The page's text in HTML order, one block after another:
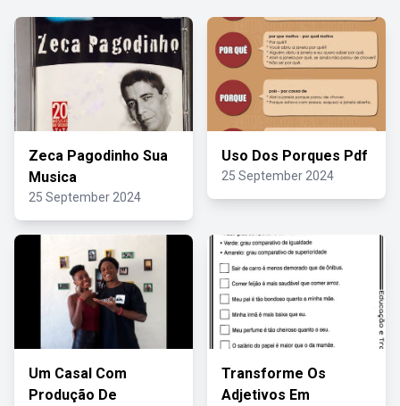
Zeca Pagodinho Sua
Musica
25 September 2024
Uso Dos Porques Pdf
25 September 2024
Um Casal Com
Produção De
Transforme Os
Adjetivos Em